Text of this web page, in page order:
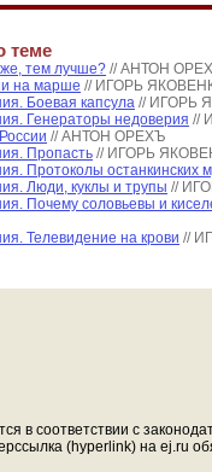
теме
тем лучше? // АНТОН
на марше // ИГОРЬ
Боевая капсула // ИГОРЬ
Генераторы недоверия //
// АНТОН ОРЕХЪ
Пропасть // ИГОРЬ
Протоколы останкинских
Люди, куклы и трупы //
Почему соловьевы и
Телевидение на крови //
в соответствии с
(hyperlink) на ej.ru